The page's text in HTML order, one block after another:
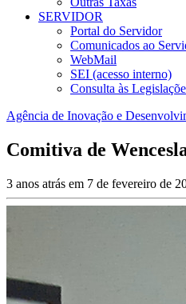
SERVIDOR
Portal do Servidor
Comunicados ao
WebMail
SEI (acesso interno)
Consulta às
Agência de Inovação e
Comitiva de
3 anos atrás em 7 de fevereiro de